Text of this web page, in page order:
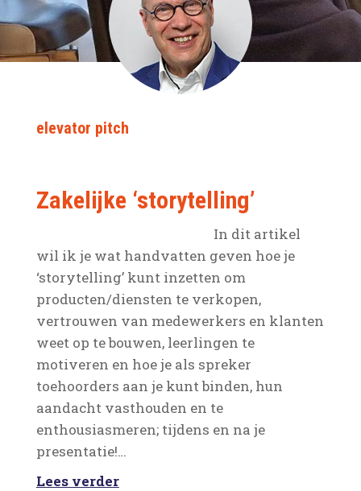
elevator pitch
Zakelijke ‘storytelling’
In dit artikel
wil ik je wat handvatten geven hoe je
‘storytelling’ kunt inzetten om
producten/diensten te verkopen,
vertrouwen van medewerkers en klanten
weet op te bouwen, leerlingen te
motiveren en hoe je als spreker
toehoorders aan je kunt binden, hun
aandacht vasthouden en te
enthousiasmeren; tijdens en na je
presentatie!…
Lees verder